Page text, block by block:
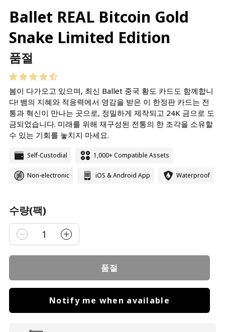
Ballet REAL Bitcoin Gold
Snake Limited Edition
정
상
가
격
품절
봄이 다가오고 있으며, 최신 Ballet 중국 황도 카드도 함께합니
다! 뱀의 지혜와 적응력에서 영감을 받은 이 한정판 카드는 전
통과 혁신이 만나는 곳으로, 정밀하게 제작되고 24K 금으로 도
금되었습니다. 미래를 위해 재구성된 전통의 한 조각을 소유할
수 있는 기회를 놓치지 마세요.
Self-Custodial 1,000+ Compatible Assets
Non-electronic iOS & Android App Waterproof
수량(팩)
1
품절
Notify me when available